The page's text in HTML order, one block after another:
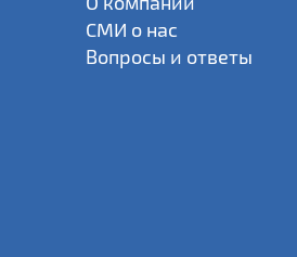
СМИ о нас
Вопросы и ответы